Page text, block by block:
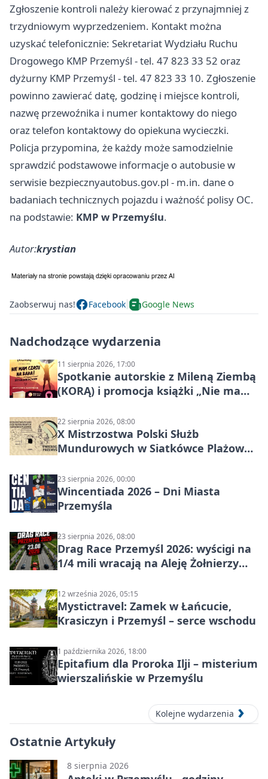
Zgłoszenie kontroli należy kierować z przynajmniej z
trzydniowym wyprzedzeniem. Kontakt można
uzyskać telefonicznie: Sekretariat Wydziału Ruchu
Drogowego KMP Przemyśl - tel. 47 823 33 52 oraz
dyżurny KMP Przemyśl - tel. 47 823 33 10. Zgłoszenie
powinno zawierać datę, godzinę i miejsce kontroli,
nazwę przewoźnika i numer kontaktowy do niego
oraz telefon kontaktowy do opiekuna wycieczki.
Policja przypomina, że każdy może samodzielnie
sprawdzić podstawowe informacje o autobusie w
serwisie bezpiecznyautobus.gov.pl - m.in. dane o
badaniach technicznych pojazdu i ważność polisy OC.
na podstawie: KMP w Przemyślu.
Autor:krystian
Zaobserwuj nas! Facebook Google News
Nadchodzące wydarzenia
11 sierpnia 2026, 17:00
Spotkanie autorskie z Mileną Ziembą
(KORĄ) i promocja książki „Nie mam
22 sierpnia 2026, 08:00
X Mistrzostwa Polski Służb
Mundurowych w Siatkówce Plażowej
23 sierpnia 2026, 00:00
Wincentiada 2026 – Dni Miasta
Przemyśla
23 sierpnia 2026, 08:00
Drag Race Przemyśl 2026: wyścigi na
1/4 mili wracają na Aleję Żołnierzy
12 września 2026, 05:15
Mystictravel: Zamek w Łańcucie,
Krasiczyn i Przemyśl – serce wschodu
1 października 2026, 18:00
Epitafium dla Proroka Ilji – misterium
wierszalińskie w Przemyślu
Kolejne wydarzenia
Ostatnie Artykuły
8 sierpnia 2026